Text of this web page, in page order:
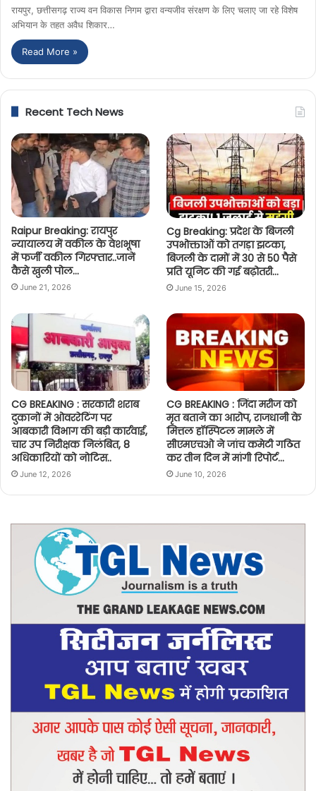
रायपुर, छत्तीसगढ़ राज्य वन विकास निगम द्वारा वन्यजीव संरक्षण के लिए चलाए जा रहे विशेष
अभियान के तहत अवैध शिकार…
Read More »
Recent Tech News
Raipur Breaking: रायपुर
न्यायालय में वकील के वेशभूषा
में फर्जी वकील गिरफ्तार..जानें
कैसे खुली पोल…
June 21, 2026
Cg Breaking: प्रदेश के बिजली
उपभोक्ताओं को तगड़ा झटका,
बिजली के दामों में 30 से 50 पैसे
प्रति यूनिट की गई बढ़ोतरी…
June 15, 2026
CG BREAKING : सरकारी शराब
दुकानों में ओवररेटिंग पर
आबकारी विभाग की बड़ी कार्रवाई,
चार उप निरीक्षक निलंबित, 8
अधिकारियों को नोटिस..
June 12, 2026
CG BREAKING : जिंदा मरीज को
मृत बताने का आरोप, राजधानी के
मित्तल हॉस्पिटल मामले में
सीएमएचओ ने जांच कमेटी गठित
कर तीन दिन में मांगी रिपोर्ट…
June 10, 2026